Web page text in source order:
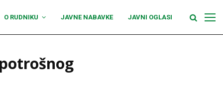
O RUDNIKU JAVNE NABAVKE JAVNI OGLASI